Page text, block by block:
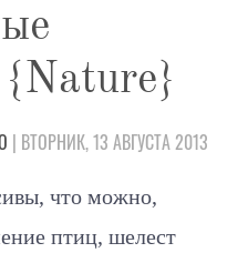
{Nature}
| ВТОРНИК, 13 АВГУСТА 2013
что можно,
птиц, шелест